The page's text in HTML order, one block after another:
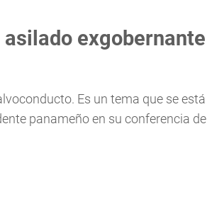
exgobernante
Es un tema que se está
panameño en su conferencia de